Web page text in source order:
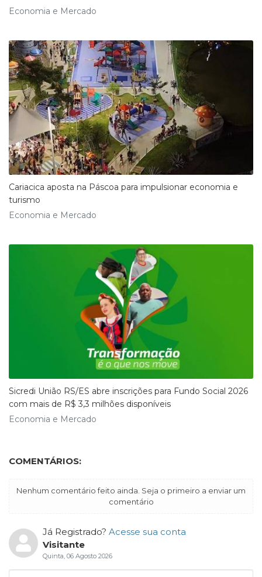
Economia e Mercado
Cariacica aposta na Páscoa para impulsionar economia e
turismo
Economia e Mercado
Sicredi União RS/ES abre inscrições para Fundo Social 2026
com mais de R$ 3,3 milhões disponíveis
Economia e Mercado
COMENTÁRIOS:
Nenhum comentário feito ainda. Seja o primeiro a enviar um
comentário
Já Registrado? Acesse sua conta
Visitante
Quinta, 06 Agosto 2026